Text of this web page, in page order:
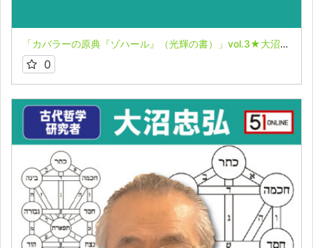
「カバラーの原典『ゾハール』（光輝の書）」vol.3★大沼忠弘
0